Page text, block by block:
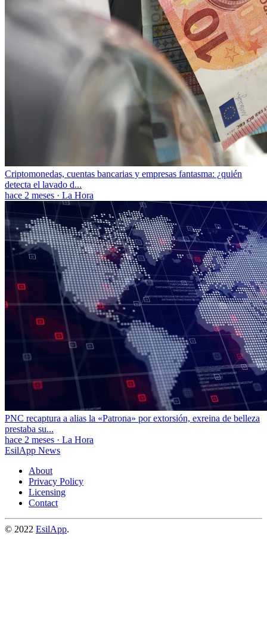
Criptomonedas, cuentas bancarias y empresas fantasma: ¿quién
detecta el lavado d...
hace 2 meses · La Hora
PNC recaptura a alias la «Patrona» por extorsión, exreina de belleza
prestaba su...
hace 2 meses · La Hora
EsilApp News
About
Privacy Policy
Licensing
Contact
© 2022 EsilApp.